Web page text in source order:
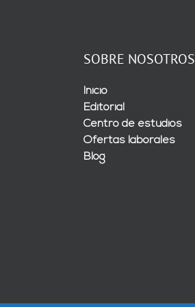
SOBRE NOSOTROS
Inicio
Editorial
Centro de estudios
Ofertas laborales
Blog